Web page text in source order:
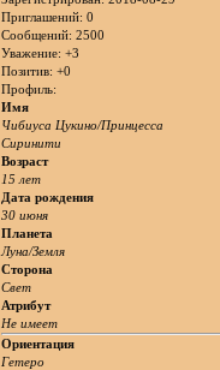
Приглашений: 0
Сообщений: 2500
Уважение: +3
Позитив: +0
Профиль:
Имя
Чибиуса Цукино/Принцесса
Сиринити
Возраст
15 лет
Дата рождения
30 июня
Планета
Луна/Земля
Сторона
Свет
Атрибут
Не имеет
Ориентация
Гетеро